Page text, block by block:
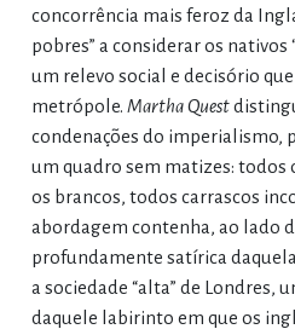
concorrência mais feroz da
pobres” a considerar os nativos
um relevo social e decisório
metrópole. Martha Quest
condenações do imperialismo,
um quadro sem matizes: todos
os brancos, todos carrascos
abordagem contenha, ao lado
profundamente satírica
a sociedade “alta” de Londres,
daquele labirinto em que os